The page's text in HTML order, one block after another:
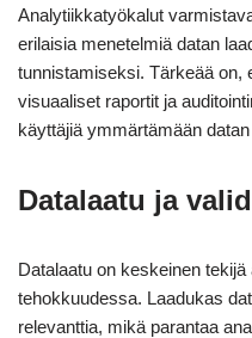
Analytiikkatyökalut
erilaisia menetelmiä datan
tunnistamiseksi. Tärkeää on,
visuaaliset raportit ja
käyttäjiä ymmärtämään
Datalaatu ja
Datalaatu on keskeinen
tehokkuudessa. Laadukas
relevanttia, mikä parantaa